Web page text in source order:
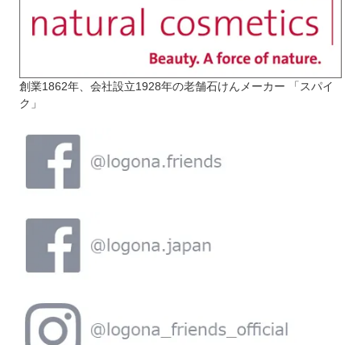
創業1862年、会社設立1928年の老舗石けんメーカー 「スパイ
ク」